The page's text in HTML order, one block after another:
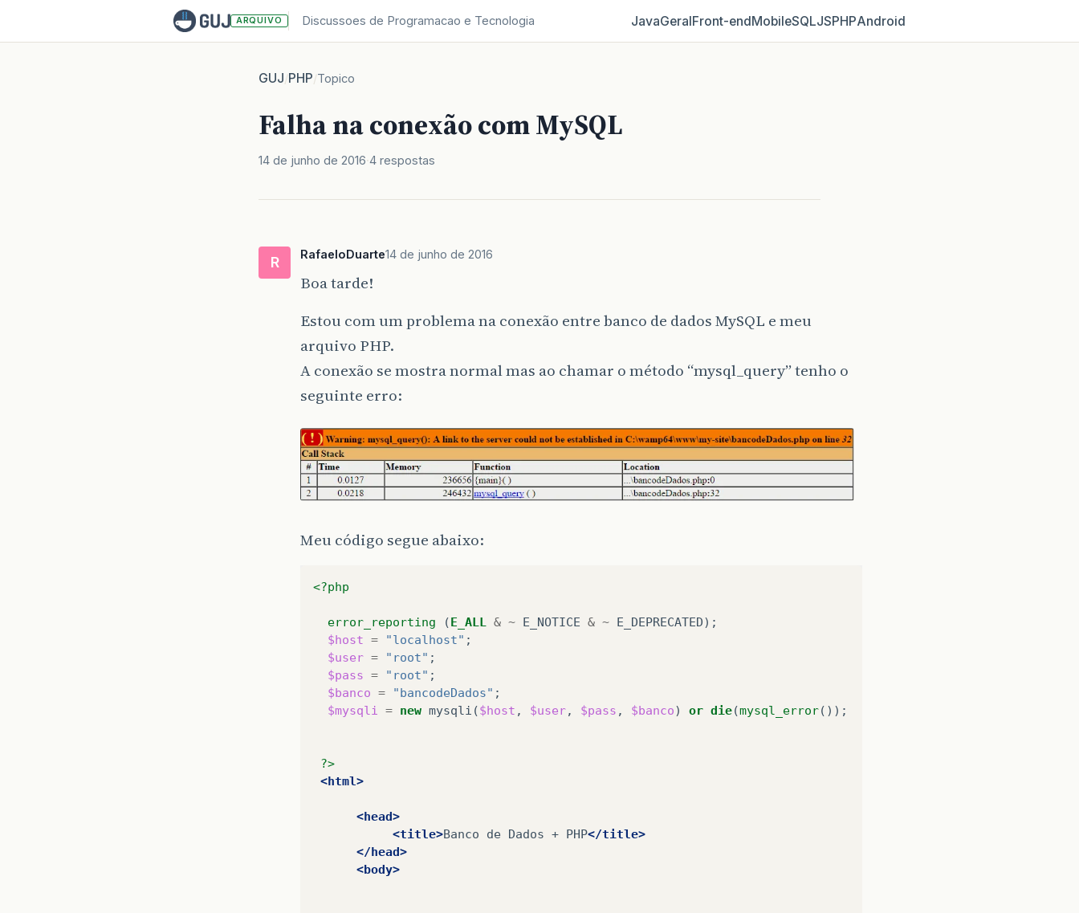
ARQUIVO Discussoes de Programacao e Tecnologia JavaGeralFront‑endMobileSQLJSPHPAndroid
GUJ/PHP/Topico
Falha na conexão com MySQL
14 de junho de 2016 4 respostas
R RafaeloDuarte14 de junho de 2016
Boa tarde!
Estou com um problema na conexão entre banco de dados MySQL e meu
arquivo PHP.
A conexão se mostra normal mas ao chamar o método “mysql_query” tenho o
seguinte erro:
Meu código segue abaixo:
<?php
error_reporting (E_ALL & ~ E_NOTICE & ~ E_DEPRECATED);
$host = "localhost" ;
$user = "root" ;
$pass = "root" ;
$banco = "bancodeDados" ;
$mysqli
= new mysqli ($host , $user, $pass , $banco) or die(mysql_error());
?>
<html>
<head>
<title>Banco de Dados + PHP</title>
</head>
<body>